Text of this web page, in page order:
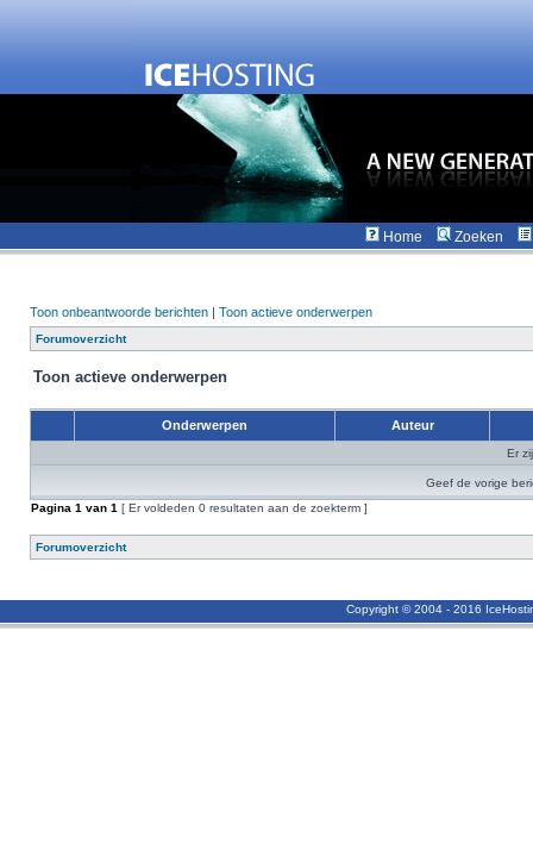
Home Zoeken
Toon onbeantwoorde berichten | Toon actieve onderwerpen
Forumoverzicht
Toon actieve onderwerpen
Onderwerpen Auteur
Er
Geef de vorige
Pagina 1 van 1 [ Er voldeden 0 resultaten aan de zoekterm ]
Forumoverzicht
Copyright © 2004 - 2016